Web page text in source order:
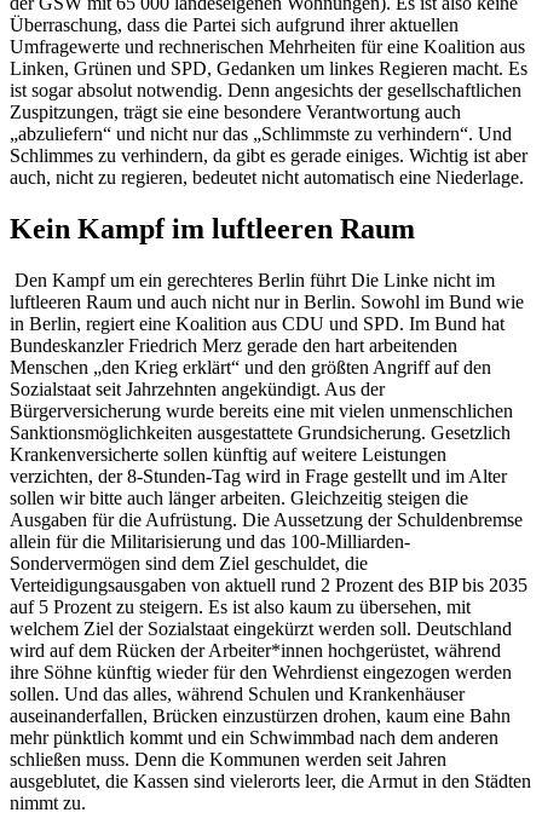
Überraschung, dass die Partei sich aufgrund ihrer aktuellen
Umfragewerte und rechnerischen Mehrheiten für eine Koalition aus
Linken, Grünen und SPD, Gedanken um linkes Regieren macht. Es
ist sogar absolut notwendig. Denn angesichts der gesellschaftlichen
Zuspitzungen, trägt sie eine besondere Verantwortung auch
„abzuliefern“ und nicht nur das „Schlimmste zu verhindern“. Und
Schlimmes zu verhindern, da gibt es gerade einiges. Wichtig ist aber
auch, nicht zu regieren, bedeutet nicht automatisch eine Niederlage.
Kein Kampf im luftleeren Raum
Den Kampf um ein gerechteres Berlin führt Die Linke nicht im
luftleeren Raum und auch nicht nur in Berlin. Sowohl im Bund wie
in Berlin, regiert eine Koalition aus CDU und SPD. Im Bund hat
Bundeskanzler Friedrich Merz gerade den hart arbeitenden
Menschen „den Krieg erklärt“ und den größten Angriff auf den
Sozialstaat seit Jahrzehnten angekündigt. Aus der
Bürgerversicherung wurde bereits eine mit vielen unmenschlichen
Sanktionsmöglichkeiten ausgestattete Grundsicherung. Gesetzlich
Krankenversicherte sollen künftig auf weitere Leistungen
verzichten, der 8-Stunden-Tag wird in Frage gestellt und im Alter
sollen wir bitte auch länger arbeiten. Gleichzeitig steigen die
Ausgaben für die Aufrüstung. Die Aussetzung der Schuldenbremse
allein für die Militarisierung und das 100-Milliarden-
Sondervermögen sind dem Ziel geschuldet, die
Verteidigungsausgaben von aktuell rund 2 Prozent des BIP bis 2035
auf 5 Prozent zu steigern. Es ist also kaum zu übersehen, mit
welchem Ziel der Sozialstaat eingekürzt werden soll. Deutschland
wird auf dem Rücken der Arbeiter*innen hochgerüstet, während
ihre Söhne künftig wieder für den Wehrdienst eingezogen werden
sollen. Und das alles, während Schulen und Krankenhäuser
auseinanderfallen, Brücken einzustürzen drohen, kaum eine Bahn
mehr pünktlich kommt und ein Schwimmbad nach dem anderen
schließen muss. Denn die Kommunen werden seit Jahren
ausgeblutet, die Kassen sind vielerorts leer, die Armut in den Städten
nimmt zu.